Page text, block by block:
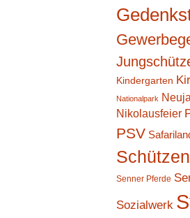
Kindergarten
Nationalpark
Nikolausfeier
PSV
Schützen
Senner Pferde
Sozialwerk